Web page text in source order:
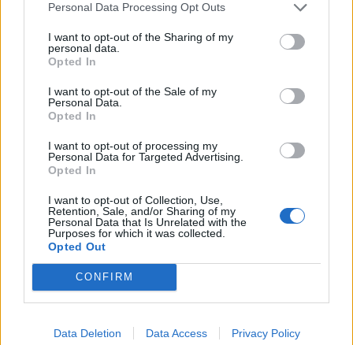
Personal Data Processing Opt Outs
I want to opt-out of the Sharing of my
personal data.
Opted In
I want to opt-out of the Sale of my
Personal Data.
Opted In
I want to opt-out of processing my
Personal Data for Targeted Advertising.
Opted In
I want to opt-out of Collection, Use,
Retention, Sale, and/or Sharing of my
Personal Data that Is Unrelated with the
Purposes for which it was collected.
Opted Out
CONFIRM
Data Deletion Data Access Privacy Policy
31 de juliol de 2026
Carrega més